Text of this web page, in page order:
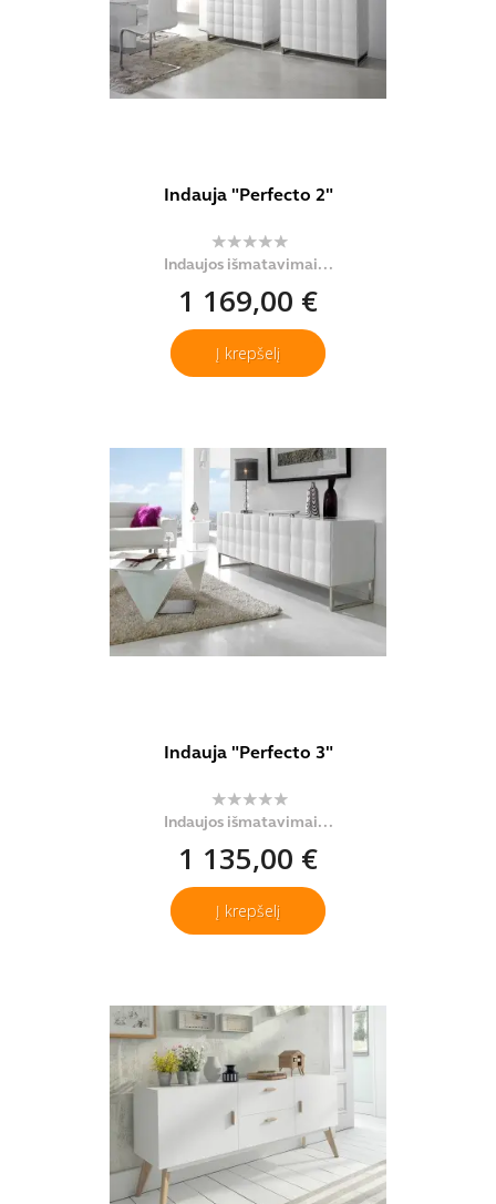
Indauja "Perfecto 2"
Indaujos išmatavimai...
1 169,00 €
Į krepšelį
Indauja "Perfecto 3"
Indaujos išmatavimai...
1 135,00 €
Į krepšelį